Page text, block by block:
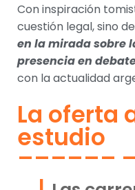
Con inspiración
cuestión legal, sino
en la mirada sobre
presencia en
con la actualidad
La oferta
estudio